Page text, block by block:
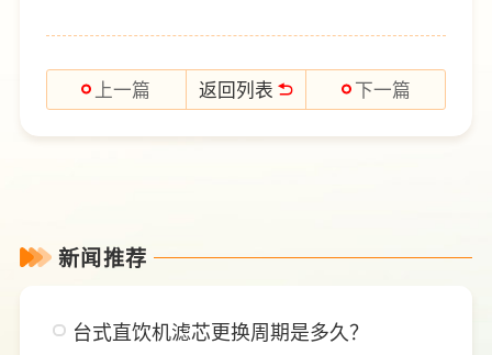
上一篇 返回列表 下一篇
新闻推荐
台式直饮机滤芯更换周期是多久？